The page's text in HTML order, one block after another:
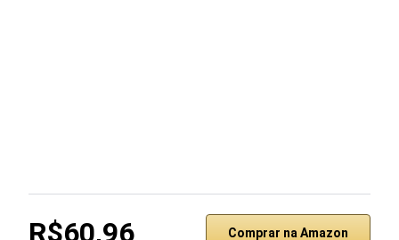
R$60,96 Comprar na Amazon